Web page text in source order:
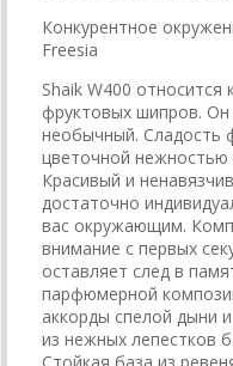
Конкурентное
Freesia
Shaik W400 относится
фруктовых шипров.
необычный. Сладость
цветочной нежностью
Красивый и
достаточно
вас окружающим.
внимание с первых
оставляет след в
парфюмерной
аккорды спелой дыни
из нежных лепестков
Стойкая база из